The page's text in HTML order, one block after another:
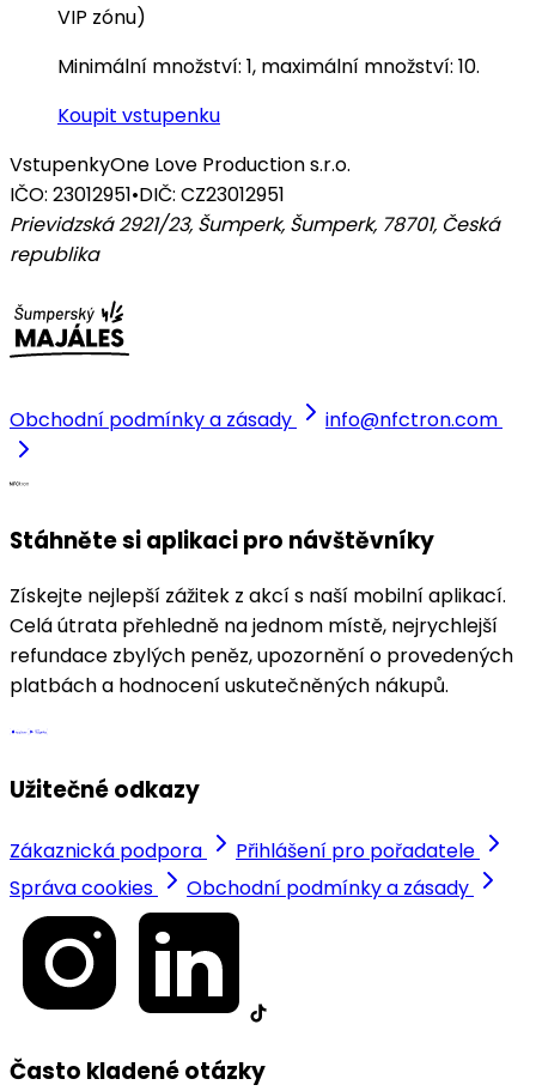
VIP zónu)
Minimální množství: 1, maximální množství: 10.
Koupit vstupenku
VstupenkyOne Love Production s.r.o.
IČO: 23012951•DIČ: CZ23012951
Prievidzská 2921/23, Šumperk, Šumperk, 78701, Česká
republika
Obchodní podmínky a zásady info@nfctron.com
Stáhněte si aplikaci pro návštěvníky
Získejte nejlepší zážitek z akcí s naší mobilní aplikací.
Celá útrata přehledně na jednom místě, nejrychlejší
refundace zbylých peněz, upozornění o provedených
platbách a hodnocení uskutečněných nákupů.
Užitečné odkazy
Zákaznická podpora
Přihlášení pro pořadatele
Správa cookies
Obchodní podmínky a zásady
Často kladené otázky